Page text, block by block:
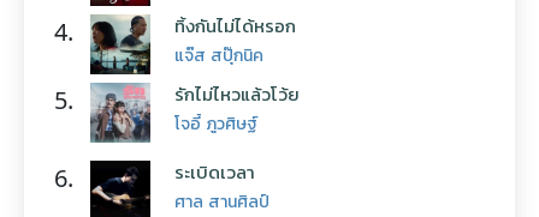
4. ทิ้งกันไม่ได้หรอก
แจ๊ส สปุ๊กนิค
5. รักไม่ไหวแล้วโว้ย
โจอี้ ภูวศิษฐ์
6. ระเบิดเวลา
ศาล สานศิลป์